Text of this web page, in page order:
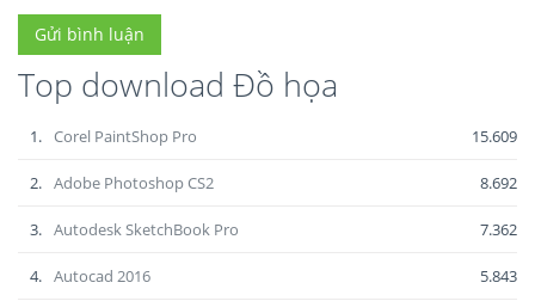
Top download Đồ họa
1. Corel PaintShop Pro 15.609
2. Adobe Photoshop CS2 8.692
3. Autodesk SketchBook Pro 7.362
4. Autocad 2016 5.843